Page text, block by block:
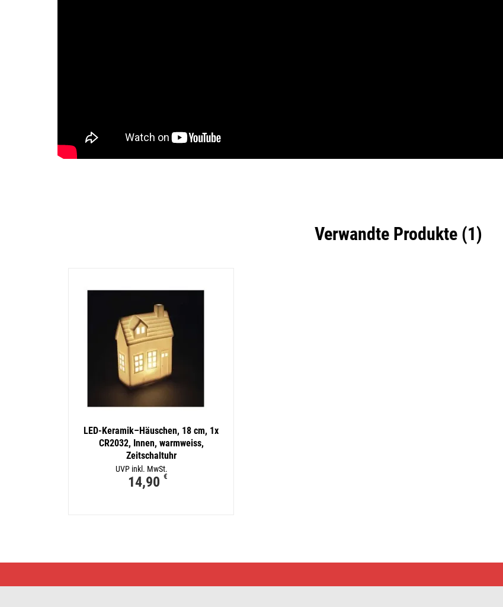
Verwandte Produkte (1)
LED-Keramik–Häuschen, 18 cm, 1x
CR2032, Innen, warmweiss,
Zeitschaltuhr
UVP inkl. MwSt.
14,90 €
Häuschen,